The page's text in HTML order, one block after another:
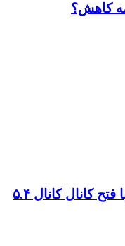
کاهش؟
*رکوردشکنی تاریخی بورس با فتح کانال کانال ۵.۴